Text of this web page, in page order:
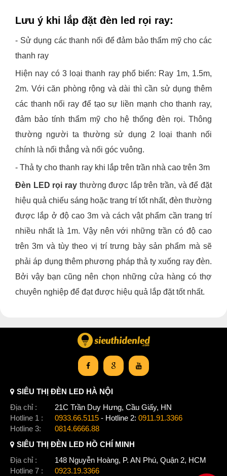
Lưu ý khi lắp đặt đèn led rọi ray:
- Sử dụng các thanh nối để đảm bảo thẩm mỹ cho các
thanh ray
Hiện nay có 3 loại thanh ray phổ biến: Ray 1m, 1.5m,
2m. Với căn phòng rộng và dài thì cần sử dụng thêm
các thanh nối ray để tạo sự liền mạnh cho thanh ray,
đảm bảo tính thẩm mỹ cho hệ thống đèn rọi. Thông
thường người ta thường sử dụng 2 loại thanh nối
chính là nối thẳng và nối góc vuông.
- Thả ty cho thanh ray khi lắp trên trần nhà cao trên 3m
Đèn LED rọi raythường được lắp trên trần, và để đặt
hiệu quả chiếu sáng hoặc trang trí tốt nhất, đèn thường
được lắp ở độ cao 3m và cách vật phẩm cần trang trí
nhiều nhất là 1m. Vậy nên với những trần có độ cao
trên 3m và tùy theo vị trí trưng bày sản phẩm mà sẽ
phải áp dụng thêm phương pháp thả ty xuống ray đèn.
Bởi vậy bạn cũng nên chọn những cửa hàng có thợ
chuyên nghiệp để đạt được hiệu quả lắp đặt tốt nhất.
SIÊU THỊ ĐÈN LED HÀ NỘI
Địa chỉ :
21C Trần Duy Hưng, Cầu Giấy, HN
Hotline 1 :
0933.66.5115 - Hotline 2: 0911.91.3366
Hotline 3:
0814.6666.88
SIÊU THỊ ĐÈN LED HỒ CHÍ MINH
Địa chỉ :
148 Nguyễn Hoàng, P. AN Phú, Quận 2, HCM
Hotline 7 :
0923.19.3366